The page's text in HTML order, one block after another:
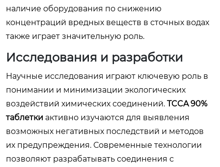
наличие оборудования по снижению
концентраций вредных веществ в сточных водах
также играет значительную роль.
Исследования и разработки
Научные исследования играют ключевую роль в
понимании и минимизации экологических
воздействий химических соединений. TCCA 90%
таблетки активно изучаются для выявления
возможных негативных последствий и методов
их предупреждения. Современные технологии
позволяют разрабатывать соединения с